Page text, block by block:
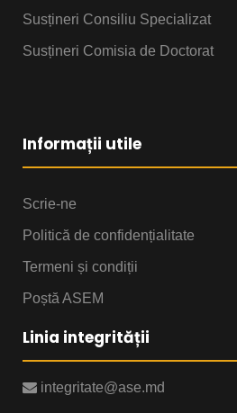
Susțineri Consiliu Specializat
Susțineri Comisia de Doctorat
Informații utile
Scrie-ne
Politică de confidențialitate
Termeni și condiții
Poștă ASEM
Linia integrității
integritate@ase.md